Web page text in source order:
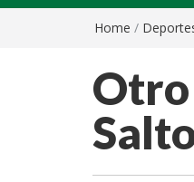
Home /
Otro